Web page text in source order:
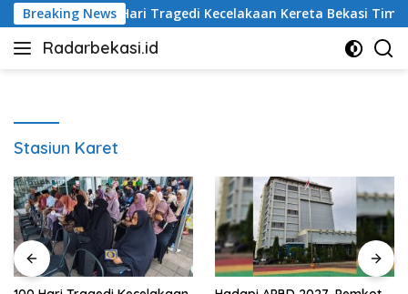
Langsung
ke
konten
Breaking News
100 Hari Tragedi Kecelakaan Kereta Bekasi Timur,
Radarbekasi.id
Berita
Stasiun Karet